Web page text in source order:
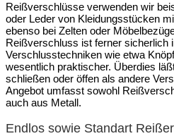
Reißverschlüsse verwenden wir
oder Leder von Kleidungsstücken
ebenso bei Zelten oder
Reißverschluss ist ferner sicherlich
Verschlusstechniken wie etwa
wesentlich praktischer. Überdies
schließen oder öffen als andere
Angebot umfasst sowohl
auch aus Metall.
Endlos sowie Standart Reißer